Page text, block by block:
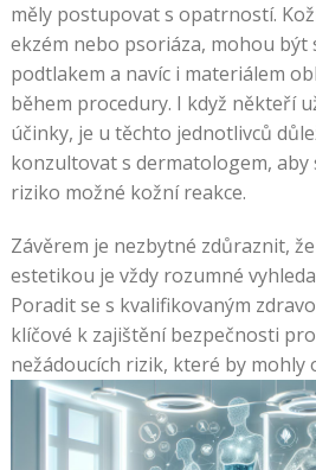
měly postupovat s opatrností.
ekzém nebo psoriáza, mohou být
podtlakem a navíc i materiálem
během procedury. I když někteří
účinky, je u těchto jednotlivců
konzultovat s dermatologem, aby
riziko možné kožní reakce.
Závěrem je nezbytné zdůraznit,
estetikou je vždy rozumné
Poradit se s kvalifikovaným
klíčové k zajištění bezpečnosti
nežádoucích rizik, které by mohly